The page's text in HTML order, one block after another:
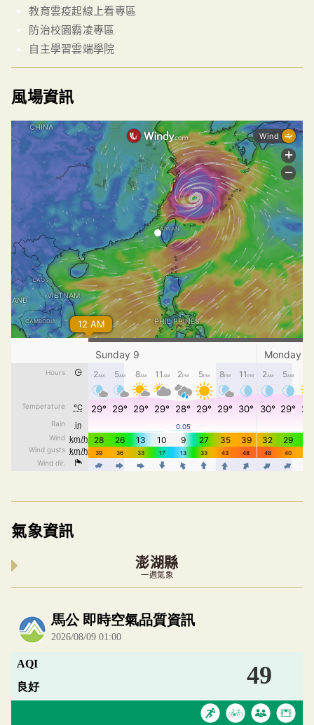
教育雲疫起線上看專區
防治校園霸凌專區
自主學習雲端學院
風場資訊
氣象資訊
澎湖縣
一週氣象
內嵌空氣品質小工具為視覺預覽，完整即時空